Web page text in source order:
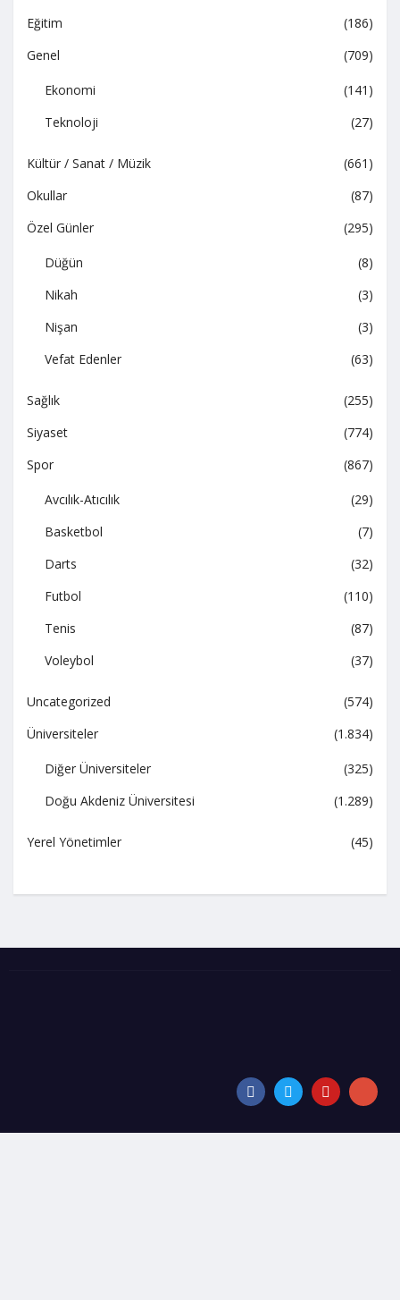
Eğitim
(186)
Genel
(709)
Ekonomi
(141)
Teknoloji
(27)
Kültür / Sanat / Müzik
(661)
Okullar
(87)
Özel Günler
(295)
Düğün
(8)
Nikah
(3)
Nişan
(3)
Vefat Edenler
(63)
Sağlık
(255)
Siyaset
(774)
Spor
(867)
Avcılık-Atıcılık
(29)
Basketbol
(7)
Darts
(32)
Futbol
(110)
Tenis
(87)
Voleybol
(37)
Uncategorized
(574)
Üniversiteler
(1.834)
Diğer Üniversiteler
(325)
Doğu Akdeniz Üniversitesi
(1.289)
Yerel Yönetimler (45)